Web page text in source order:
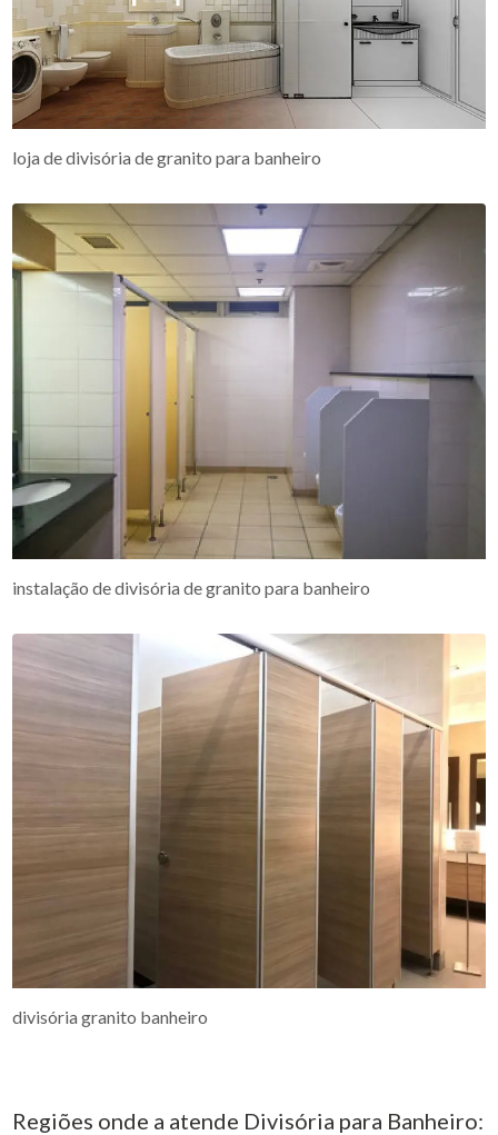
loja de divisória de granito para banheiro
instalação de divisória de granito para banheiro
divisória granito banheiro
Regiões onde a atende Divisória para Banheiro: